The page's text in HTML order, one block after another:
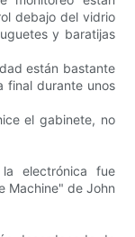
debajo del vidrio
y baratijas
están bastante
final durante unos
el gabinete, no
electrónica fue
Machine" de John